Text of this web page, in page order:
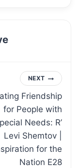
NEXT
Friendship
for People with
Needs: R’
Levi Shemtov |
for the
Nation E28